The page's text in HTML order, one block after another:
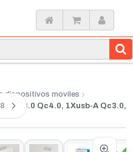
dispositivos moviles
C Pd3.0 Qc4.0, 1Xusb-A Qc3.0,